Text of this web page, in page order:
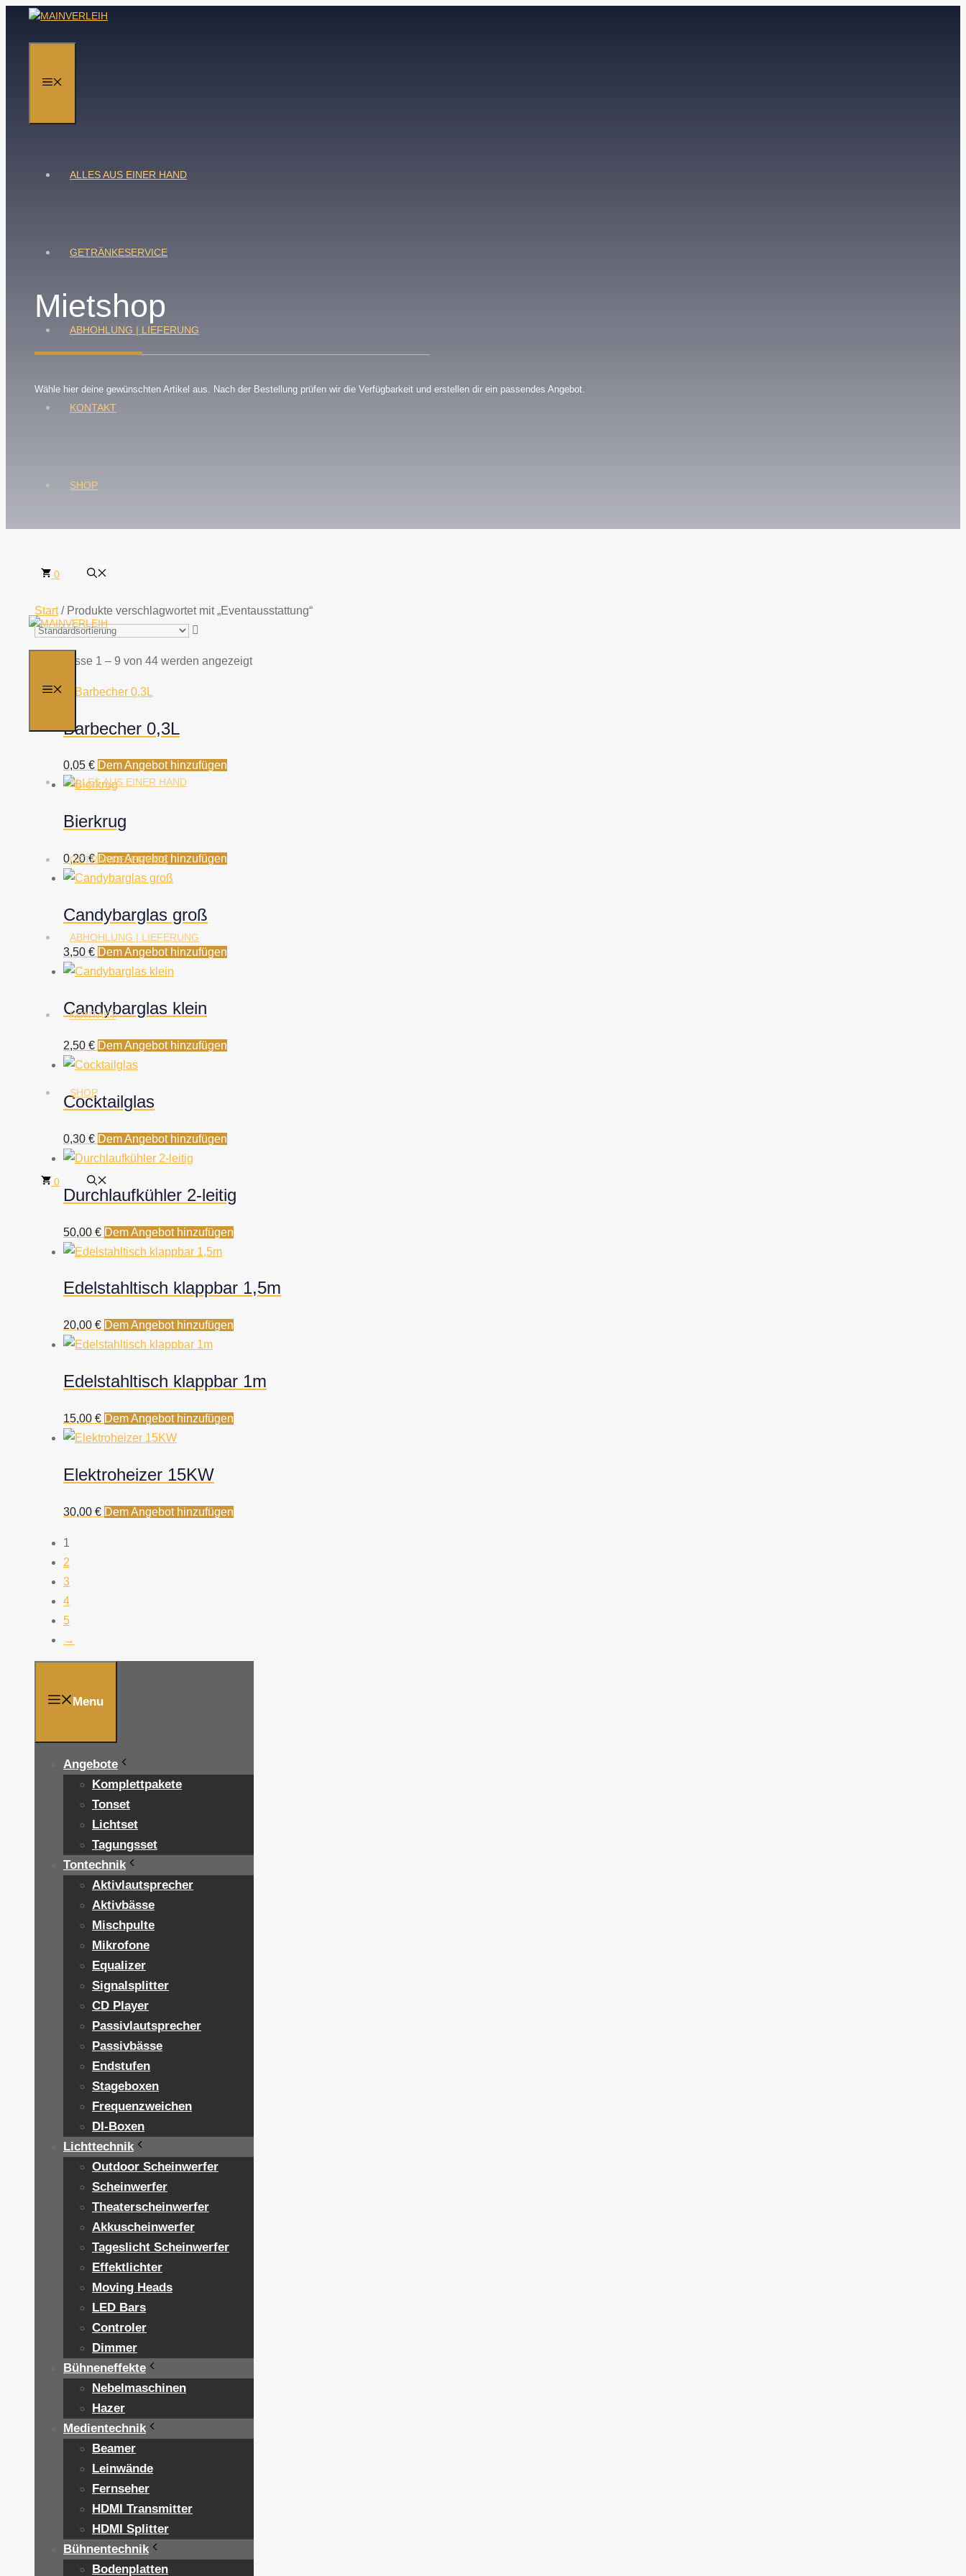
ALLES AUS EINER HAND
GETRÄNKESERVICE
ABHOHLUNG | LIEFERUNG
KONTAKT
SHOP
0
MENÜ
ALLES AUS EINER HAND
GETRÄNKESERVICE
ABHOHLUNG | LIEFERUNG
KONTAKT
SHOP
0
Mietshop
Wähle hier deine gewünschten Artikel aus. Nach der Bestellung prüfen wir die Verfügbarkeit und erstellen dir ein passendes Angebot.
Start/ Produkte verschlagwortet mit „Eventausstattung“
Ergebnisse 1 – 9 von 44 werden angezeigt
Barbecher 0,3L
0,05 € Dem Angebot hinzufügen
Bierkrug
0,20€ Dem Angebot hinzufügen
Candybarglas groß
3,50 € Dem Angebot hinzufügen
Candybarglas klein
2,50 € Dem Angebot hinzufügen
Cocktailglas
0,30 € Dem Angebot hinzufügen
Durchlaufkühler 2-leitig
50,00 € Dem Angebot hinzufügen
Edelstahltisch klappbar 1,5m
20,00 € Dem Angebot hinzufügen
Edelstahltisch klappbar 1m
15,00 € Dem Angebot hinzufügen
Elektroheizer 15KW
30,00 € Dem Angebot hinzufügen
1
2
3
4
5
→
Menu
Angebote
Komplettpakete
Tonset
Lichtset
Tagungsset
Tontechnik
Aktivlautsprecher
Aktivbässe
Mischpulte
Mikrofone
Equalizer
Signalsplitter
CD Player
Passivlautsprecher
Passivbässe
Endstufen
Stageboxen
Frequenzweichen
DI-Boxen
Lichttechnik
Outdoor Scheinwerfer
Scheinwerfer
Theaterscheinwerfer
Akkuscheinwerfer
Tageslicht Scheinwerfer
Effektlichter
Moving Heads
LED Bars
Controler
Dimmer
Bühneneffekte
Nebelmaschinen
Hazer
Medientechnik
Beamer
Leinwände
Fernseher
HDMI Transmitter
HDMI Splitter
Bühnentechnik
Bodenplatten